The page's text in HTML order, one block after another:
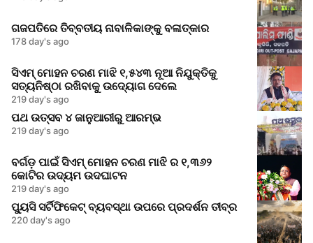
ଗଜପତିରେ ତିବ୍ବତୀୟ ନାବାଳିକାଙ୍କୁ ବଳାତ୍କାର
178 day's ago
ସିଏମ୍ ମୋହନ ଚରଣ ମାଝି ୧,୫୪୩ ନୂଆ ନିଯୁକ୍ତିକୁ
ସତ୍ୟନିଷ୍ଠା ରଖିବାକୁ ଉଦ୍ୟୋଗ ଦେଲେ
219 day's ago
ପଥ ଉତ୍ସବ ୪ ଜାନୁଆରୀରୁ ଆରମ୍ଭ
219 day's ago
ବର୍ଗଡ଼ ପାଇଁ ସିଏମ୍ ମୋହନ ଚରଣ ମାଝି ର ୧,୩୬୨
କୋଟିର ଉଦ୍ୟମ ଉଦଘାଟନ
219 day's ago
ପ୍ୟୁସି ସର୍ଟିଫିକେଟ୍ ବ୍ୟବସ୍ଥା ଉପରେ ପ୍ରଦର୍ଶନ ତୀବ୍ର
220 day's ago